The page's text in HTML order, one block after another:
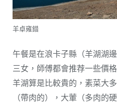
羊卓雍錯
午餐是在浪卡子縣（羊湖湖
三女，師傅都會推荐一些價
羊湖算是比較貴的，素菜大
（帶肉的），大葷（多肉的